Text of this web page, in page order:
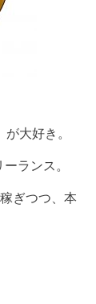
大好き。
ランス。
ぎつつ、本